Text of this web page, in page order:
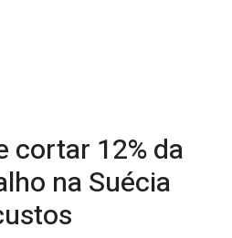
cortar 12% da
na Suécia